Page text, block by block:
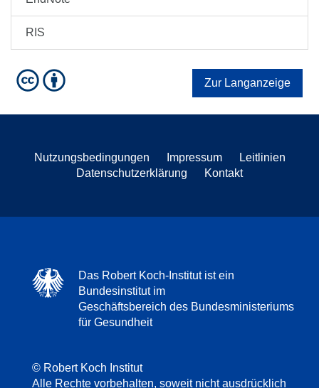
RIS
Zur Langanzeige
Nutzungsbedingungen Impressum
Leitlinien
Datenschutzerklärung
Kontakt
Das Robert Koch-Institut ist ein
Bundesinstitut im
Geschäftsbereich des Bundesministeriums
für Gesundheit
© Robert Koch Institut
Alle Rechte vorbehalten, soweit nicht ausdrücklich